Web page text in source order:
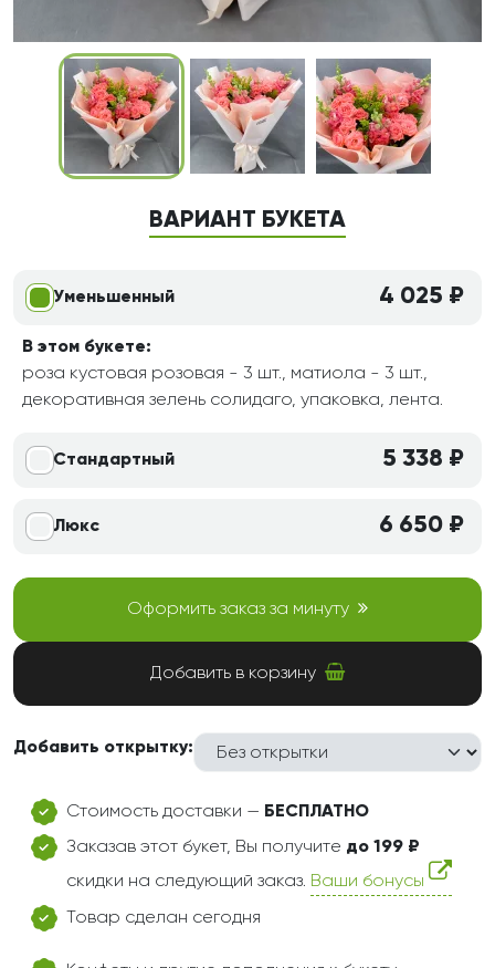
ВАРИАНТ БУКЕТА
Уменьшенный 4 025 ₽
В этом букете:
роза кустовая розовая - 3 шт., матиола - 3 шт.,
декоративная зелень солидаго, упаковка, лента.
Стандартный 5 338 ₽
Люкс 6 650 ₽
Оформить заказ за минуту
Добавить в корзину
Добавить открытку:
Стоимость доставки — БЕСПЛАТНО
Заказав этот букет, Вы получите до 199 ₽
скидки на следующий заказ. Ваши бонусы
Товар сделан сегодня